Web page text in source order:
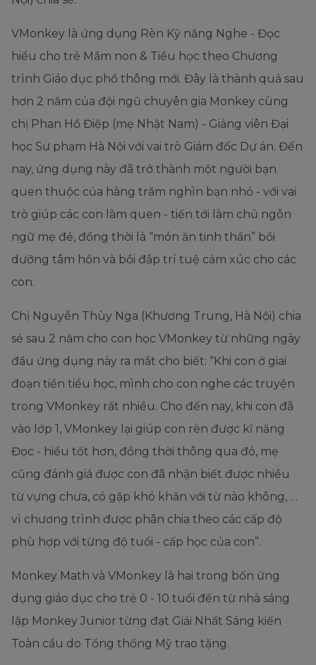
VMonkey là ứng dụng Rèn Kỹ năng Nghe - Đọc
hiểu cho trẻ Mầm non & Tiểu học theo Chương
trình Giáo dục phổ thông mới. Đây là thành quả sau
hơn 2 năm của đội ngũ chuyên gia Monkey cùng
chị Phan Hồ Điệp (mẹ Nhật Nam) - Giảng viên Đại
học Sư phạm Hà Nội với vai trò Giám đốc Dự án. Đến
nay, ứng dụng này đã trở thành một người bạn
quen thuộc của hàng trăm nghìn bạn nhỏ - với vai
trò giúp các con làm quen - tiến tới làm chủ ngôn
ngữ mẹ đẻ, đồng thời là “món ăn tinh thần” bồi
dưỡng tâm hồn và bồi đắp trí tuệ cảm xúc cho các
con.
Chị Nguyễn Thùy Nga (Khương Trung, Hà Nội) chia
sẻ sau 2 năm cho con học VMonkey từ những ngày
đầu ứng dụng này ra mắt cho biết: “Khi con ở giai
đoạn tiền tiểu học, mình cho con nghe các truyện
trong VMonkey rất nhiều. Cho đến nay, khi con đã
vào lớp 1, VMonkey lại giúp con rèn được kĩ năng
Đọc - hiểu tốt hơn, đồng thời thông qua đó, mẹ
cũng đánh giá được con đã nhận biết được nhiều
từ vựng chưa, có gặp khó khăn với từ nào không, …
vì chương trình được phân chia theo các cấp độ
phù hợp với từng độ tuổi - cấp học của con”.
Monkey Math và VMonkey là hai trong bốn ứng
dụng giáo dục cho trẻ 0 - 10 tuổi đến từ nhà sáng
lập Monkey Junior từng đạt Giải Nhất Sáng kiến
Toàn cầu do Tổng thống Mỹ trao tặng.